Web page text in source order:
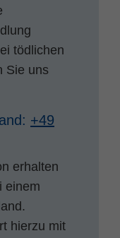
tödlichen
Sie uns
+49
erhalten
einem
hierzu mit